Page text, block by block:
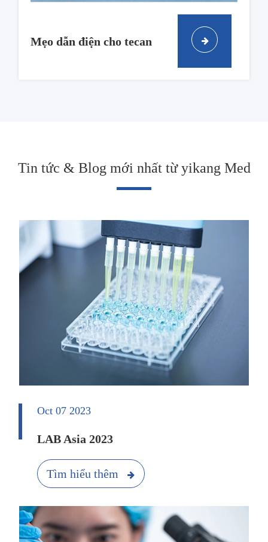
Mẹo dẫn điện cho tecan
Tin tức & Blog mới nhất từ yikang Med
Oct 07 2023
LAB Asia 2023
Tìm hiểu thêm